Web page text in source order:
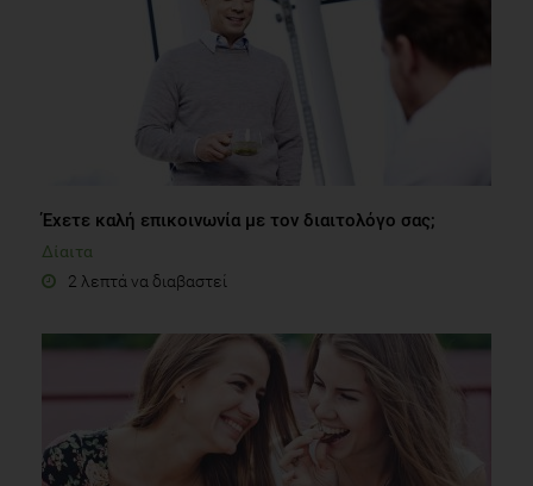
Έχετε καλή επικοινωνία με τον διαιτολόγο σας;
Δίαιτα
2 λεπτά να διαβαστεί